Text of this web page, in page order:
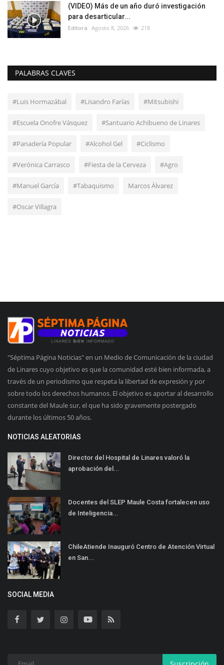
(VIDEO) Más de un año duró investigación
para desarticular...
Editora Agosto 8, 2026 218
PALABRAS CLAVES
#Luis Hormazábal #Lisandro Farías #Mitsubishi
#Escuela Onofre Vásquez #Santuario Achibueno de Linares
#Panadería Popular #Alcohol Gel #Ciclismo
#Verónica Carrasco #Fiesta de la Cerveza #Agro
#Manuel García #Tabaquismo Marcos Álvarez
#Oscar Villagra
"Séptima Página Noticias" en un Medio de Comunicación de la ciudad
de Linares cuyo objetivo es que la comunidad esté bien informada, a
través de un periodismo que respeta la libertad de expresión y por
sobre todo los derechos humanos. El objetivo es aportar al desarrollo
constante del Maule sur, el que ha sido gravemente postergado
durante los últimos 50 años.
NOTICIAS ALEATORIAS
Director del Hospital de Linares valoró la
aprobación del...
Docentes del SLEP Maule Costa fortalecen uso
de Inteligencia...
ChileAtiende Inauguró Centro de Atención Virtual
en San...
SOCIAL MEDIA